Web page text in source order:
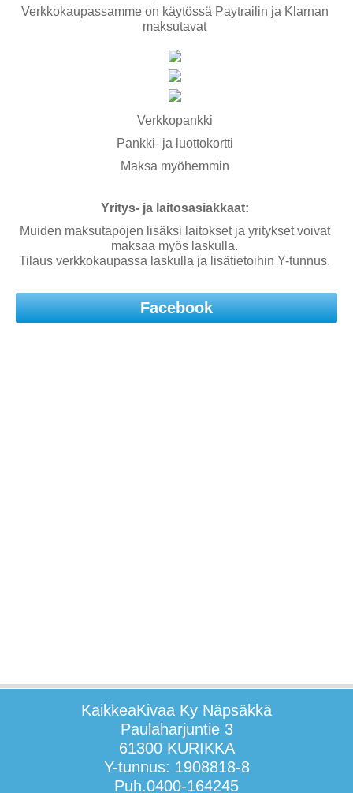
Verkkokaupassamme on käytössä Paytrailin ja Klarnan
maksutavat
Verkkopankki
Pankki- ja luottokortti
Maksa myöhemmin
Yritys- ja laitosasiakkaat:
Muiden maksutapojen lisäksi laitokset ja yritykset voivat
maksaa myös laskulla.
Tilaus verkkokaupassa laskulla ja lisätietoihin Y-tunnus.
Facebook
KaikkeaKivaa Ky Näpsäkkä
Paulaharjuntie 3
61300 KURIKKA
Y-tunnus: 1908818-8
Puh.0400-164245